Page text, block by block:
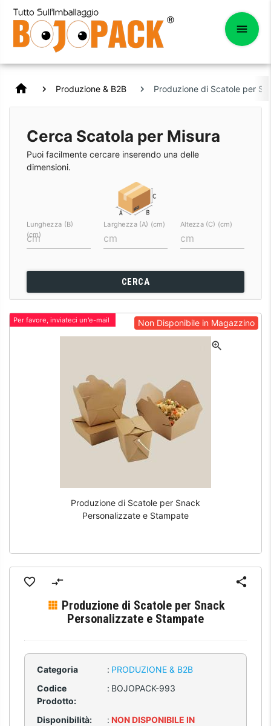
home Produzione & B2B Produzione di Scatole per
Cerca Scatola per Misura
Puoi facilmente cercare inserendo una delle
dimensioni.
Lunghezza (B)
(cm)
Larghezza (A) (cm) Altezza (C) (cm)
CERCA
Per favore, inviateci un'e-mail Non Disponibile in Magazzino
Produzione di Scatole per Snack
Personalizzate e Stampate
Produzione di Scatole per Snack
Personalizzate e Stampate
Categoria : PRODUZIONE & B2B
Codice
Prodotto:
: BOJOPACK-993
Disponibilità: : NON DISPONIBILE IN